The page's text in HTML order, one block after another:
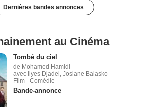
Dernières bandes annonces
au Cinéma
Tombé du ciel
de Mohamed Hamidi
avec Ilyes Djadel, Josiane Balasko
Film - Comédie
Bande-annonce